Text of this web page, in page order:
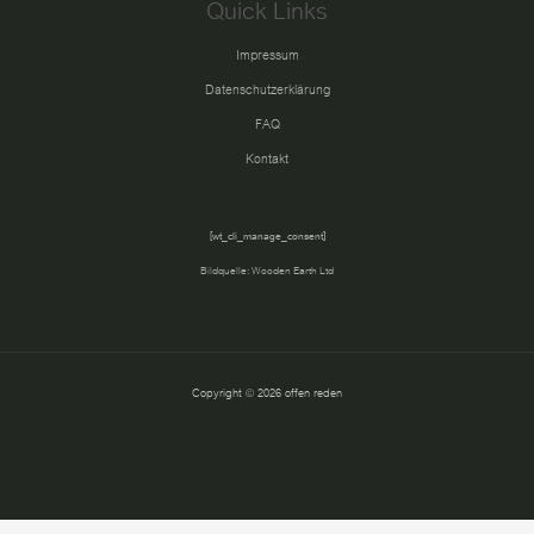
Quick Links
Impressum
Datenschutzerklärung
FAQ
Kontakt
[wt_cli_manage_consent]
Bildquelle:Wooden Earth Ltd
Copyright © 2026 offen reden